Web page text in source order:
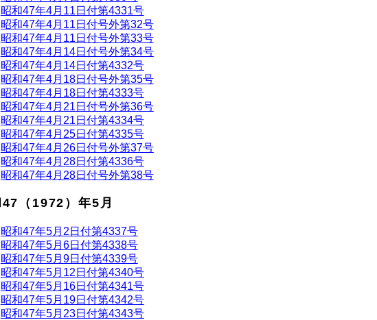
昭和47年4月11日付第4331号
昭和47年4月11日付号外第32号
昭和47年4月11日付号外第33号
昭和47年4月14日付号外第34号
昭和47年4月14日付第4332号
昭和47年4月18日付号外第35号
昭和47年4月18日付第4333号
昭和47年4月21日付号外第36号
昭和47年4月21日付第4334号
昭和47年4月25日付第4335号
昭和47年4月26日付号外第37号
昭和47年4月28日付第4336号
昭和47年4月28日付号外第38号
（1972）年5月
昭和47年5月2日付第4337号
昭和47年5月6日付第4338号
昭和47年5月9日付第4339号
昭和47年5月12日付第4340号
昭和47年5月16日付第4341号
昭和47年5月19日付第4342号
昭和47年5月23日付第4343号